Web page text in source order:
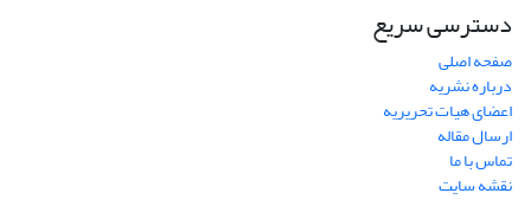
دسترسی سریع
صفحه اصلی
درباره نشریه
اعضای هیات تحریریه
ارسال مقاله
تماس با ما
نقشه سایت